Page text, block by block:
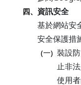
四、 資訊安全
基於網站安
安全保護措
(一) 裝設
止非
使用者